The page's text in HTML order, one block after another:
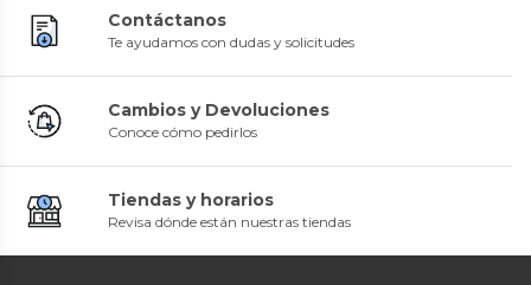
Contáctanos
Te ayudamos con dudas y solicitudes
Cambios y Devoluciones
Conoce cómo pedirlos
Tiendas y horarios
Revisa dónde están nuestras tiendas